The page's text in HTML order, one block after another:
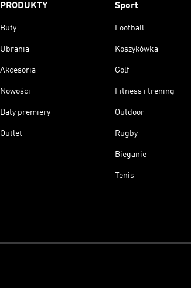
PRODUKTY
Buty
Ubrania
Akcesoria
Nowości
Daty premiery
Outlet
Sport
Football
Koszykówka
Golf
Fitness i trening
Outdoor
Rugby
Bieganie
Tenis